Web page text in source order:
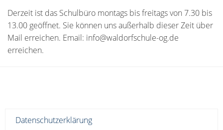
Derzeit ist das Schulbüro montags bis freitags von 7.30 bis
13.00 geöffnet. Sie können uns außerhalb dieser Zeit über
Mail erreichen. Email: info@waldorfschule-og.de
erreichen.
Datenschutzerklärung